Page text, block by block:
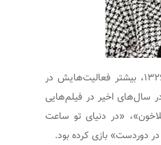
این هنرمند متولد سال ۱۳۲۶، بیشتر فعالیت‌هایش در
‌و در سال‌های اخیر در فیلم‌هایی
«در دنیای تو ساعت
دوردست» بازی کرده بود.